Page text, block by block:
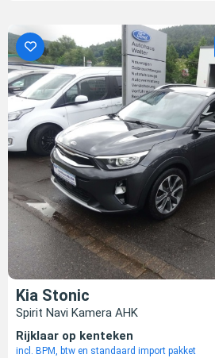
Kia Stonic
Spirit Navi Kamera AHK
Rijklaar op kenteken
incl. BPM, btw en standaard import pakket